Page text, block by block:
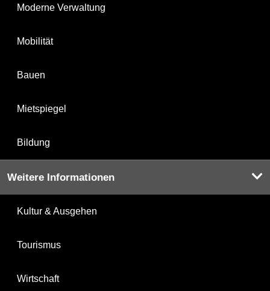
Moderne Verwaltung
Mobilität
Bauen
Mietspiegel
Bildung
Weitere Informationen
Kultur & Ausgehen
Tourismus
Wirtschaft